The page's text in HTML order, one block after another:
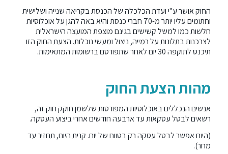
החוק אושר ע"י ועדת הכלכלה של הכנסת בקריאה שנייה ושלישית
וחתומים עליו יותר מ-70 חברי כנסת והיא באה להגן על אוכלוסיות
חלשות כמו למשל קשישים בגינם מוצפת המועצה הישראלית
לצרכנות בתלונות על רמייה, ניצול ומעשי נוכלות. הצעת החוק הזו
תיכנס לתוקפה 30 יום לאחר שתפורסם ברשומות המתאימות.
מהות הצעת החוק
אנשים הנכללים באוכלוסיות המפורטות שלשמן חוקק חוק זה,
רשאים לבטל עסקאות עד ארבעה חודשים אחרי ביצוע העסקה.
(היום אפשר לבטל עסקה רק בטווח של יום. קנית היום, תחזיר עד
מחר).